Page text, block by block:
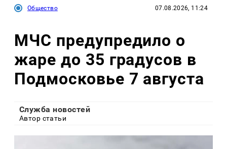
Общество 07.08.2026, 11:24
МЧС предупредило о
жаре до 35 градусов в
Подмосковье 7 августа
Служба новостей
Автор статьи